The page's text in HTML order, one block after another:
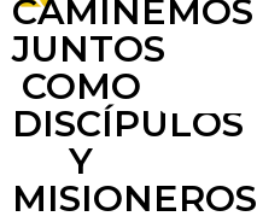
CAMINEMOS
JUNTOS
COMO
DISCÍPULOS
Y
MISIONEROS